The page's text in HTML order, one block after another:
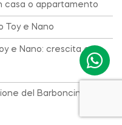
casa o appartamento
Toy e Nano
e Nano: crescita e
del Barboncino Toy e